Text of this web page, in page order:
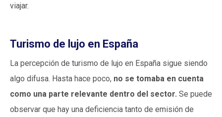
viajar.
Turismo de lujo en España
La percepción de turismo de lujo en España sigue siendo
algo difusa. Hasta hace poco, no se tomaba en cuenta
como una parte relevante dentro del sector. Se puede
observar que hay una deficiencia tanto de emisión de